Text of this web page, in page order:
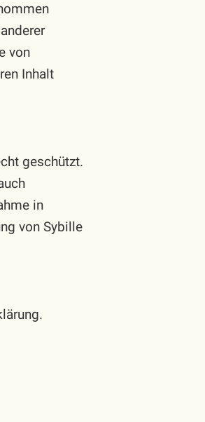
von
Inhalt
geschützt.
in
von Sybille